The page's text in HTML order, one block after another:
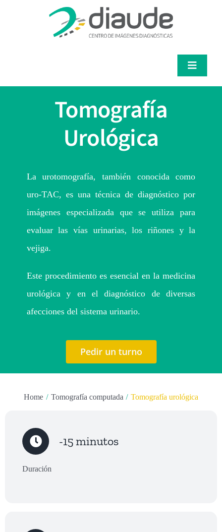
Toggle
Diaude
Tomografía
Urológica
La urotomografía, también conocida como
uro-TAC, es una técnica de diagnóstico por
imágenes especializada que se utiliza para
evaluar las vías urinarias, los riñones y la
vejiga.
Este procedimiento es esencial en la medicina
urológica y en el diagnóstico de diversas
afecciones del sistema urinario.
Pedir un turno
Home Tomografía computada Tomografía urológica
-15 minutos
Duración